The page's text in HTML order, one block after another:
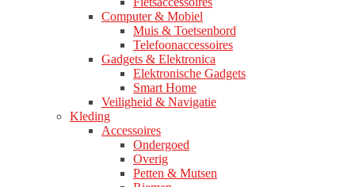
Computer & Mobiel
Muis & Toetsenbord
Telefoonaccessoires
Gadgets & Elektronica
Elektronische Gadgets
Smart Home
Veiligheid & Navigatie
Kleding
Accessoires
Ondergoed
Overig
Petten & Mutsen